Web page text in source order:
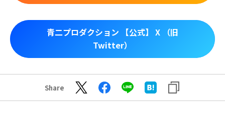
青二プロダクション 【公式】 X （旧
Twitter）
Share